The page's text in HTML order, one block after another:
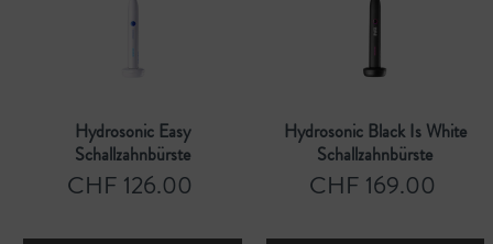
Hydrosonic Easy
Schallzahnbürste
CHF 126.00
Hydrosonic Black Is White
Schallzahnbürste
CHF 169.00